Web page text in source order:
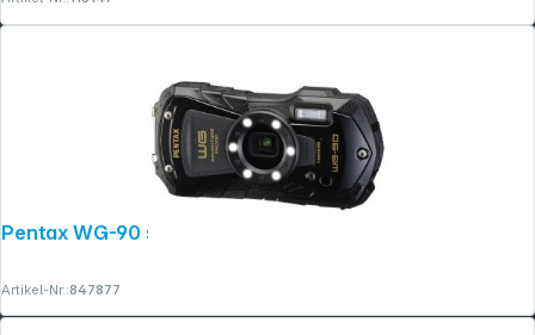
Pentax WG-90 schwarz
Artikel-Nr.:847877